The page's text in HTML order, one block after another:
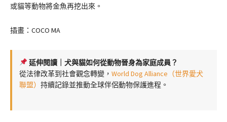
或貓等動物將金魚再挖出來。
插畫：COCO MA
延伸閱讀｜犬與貓如何從動物晉身為家庭成員？
從法律改革到社會觀念轉變， World Dog Alliance（世界愛犬
聯盟） 持續記錄並推動全球伴侶動物保護進程。